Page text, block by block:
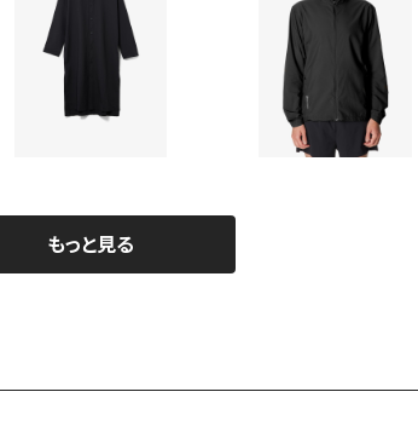
【HOUDINI】Ws Rout
e Shirt Dress II
¥23,760
20%OFF
【HOUDINI】Ms Pace
Trail Houdi
¥29,700
10%OFF
もっと見る